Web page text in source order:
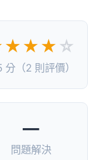
☆
分（2 則評價）
—
問題解決